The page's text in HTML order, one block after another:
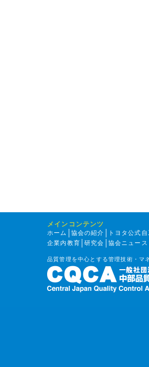
メインコンテンツ
ホーム 協会の紹介 トヨタ公式
企業内教育
研究会 協会ニュース
品質管理を中心とする管理技術・マ